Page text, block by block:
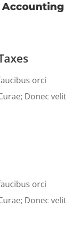
Accounting
orci
Donec velit
orci
Donec velit